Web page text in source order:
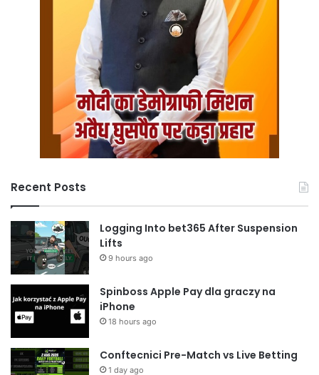
Recent Posts
Logging Into bet365 After Suspension
Lifts
9 hours ago
Spinboss Apple Pay dla graczy na
iPhone
18 hours ago
Conftecnici Pre-Match vs Live Betting
1 day ago